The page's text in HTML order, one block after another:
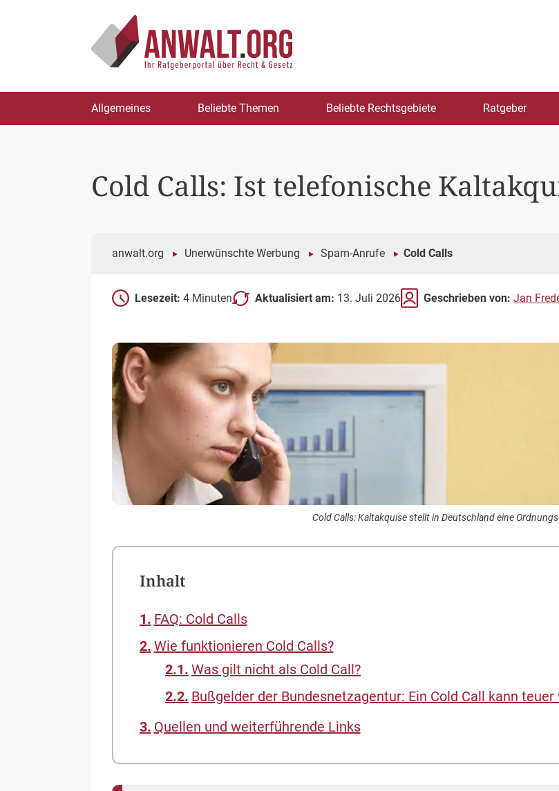
springen
Allgemeines Beliebte Themen Beliebte Rechtsgebiete Ratgeber
Cold Calls: Ist telefonische
anwalt.org Unerwünschte Werbung Spam-Anrufe Cold Calls
Lesezeit: 4 Minuten Aktualisiert am: 13. Juli 2026 Geschrieben von: Jan
Cold Calls: Kaltakquise stellt in Deutschland eine
Inhalt
FAQ: Cold Calls
Wie funktionieren Cold Calls?
Was gilt nicht als Cold Call?
Bußgelder der Bundesnetzagentur: Ein Cold Call kann teuer
Quellen und weiterführende Links